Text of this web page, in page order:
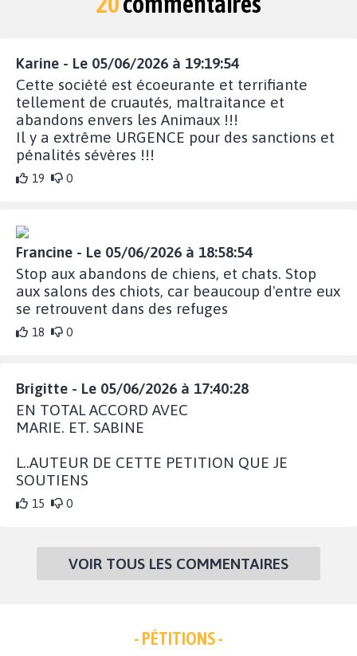
Karine - Le 05/06/2026 à 19:19:54
Cette société est écoeurante et terrifiante
tellement de cruautés, maltraitance et
abandons envers les Animaux !!!
Il y a extrême URGENCE pour des sanctions et
pénalités sévères !!!
19 0
Francine - Le 05/06/2026 à 18:58:54
Stop aux abandons de chiens, et chats. Stop
aux salons des chiots, car beaucoup d'entre eux
se retrouvent dans des refuges
18 0
Brigitte - Le 05/06/2026 à 17:40:28
EN TOTAL ACCORD AVEC
MARIE. ET. SABINE
L..AUTEUR DE CETTE PETITION QUE JE
SOUTIENS
15 0
VOIR TOUS LES COMMENTAIRES
- PÉTITIONS -